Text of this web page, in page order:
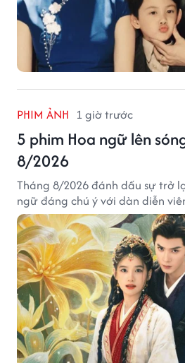
PHIM ẢNH 1 giờ trước
5 phim Hoa ngữ lên
8/2026
Tháng 8/2026 đánh dấu sự trở
ngữ đáng chú ý với dàn diễn